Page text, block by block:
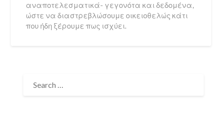
αναποτελεσματικά- γεγονότα και δεδομένα,
ώστε να διαστρεβλώσουμε οικειοθελώς κάτι
που ήδη ξέρουμε πως ισχύει.